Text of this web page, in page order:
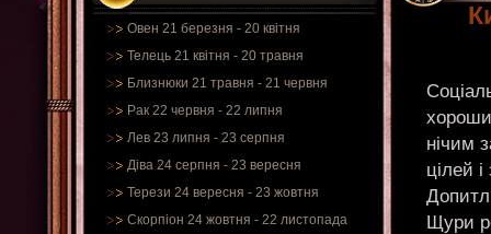
Овен 21 березня - 20 квітня
Телець 21 квітня - 20 травня
Близнюки 21 травня - 21 червня
Рак 22 червня - 22 липня
Лев 23 липня - 23 серпня
Діва 24 серпня - 23 вересня
Терези 24 вересня - 23 жовтня
Скорпіон 24 жовтня - 22 листопада
нічим
цілей
Щури